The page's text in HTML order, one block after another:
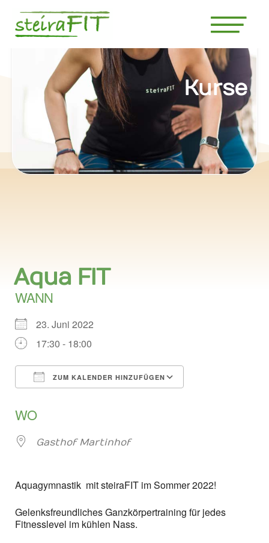
Kurse
Aqua FIT
WANN
23. Juni 2022
17:30 - 18:00
ZUM KALENDER HINZUFÜGEN
WO
Gasthof Martinhof
Aquagymnastik mit steiraFIT im Sommer 2022!
Gelenksfreundliches Ganzkörpertraining für jedes
Fitnesslevel im kühlen Nass.